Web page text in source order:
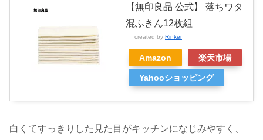
【無印良品 公式】 落ちワタ
混ふきん12枚組
created by Rinker
Amazon 楽天市場
Yahooショッピング
白くてすっきりした見た目がキッチンになじみやすく、